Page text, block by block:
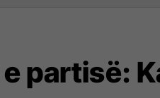
partisë: